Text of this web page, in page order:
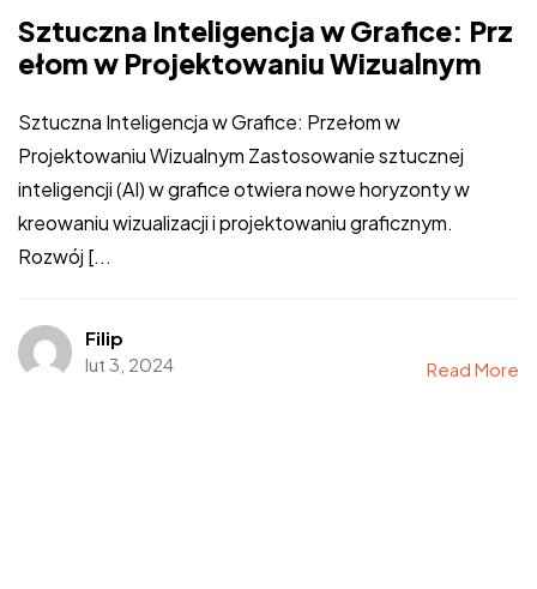
Sztuczna Inteligencja w Grafice: Prz
ełom w Projektowaniu Wizualnym
Sztuczna Inteligencja w Grafice: Przełom w
Projektowaniu Wizualnym Zastosowanie sztucznej
inteligencji (AI) w grafice otwiera nowe horyzonty w
kreowaniu wizualizacji i projektowaniu graficznym.
Rozwój [...
Filip
lut 3, 2024
Read More